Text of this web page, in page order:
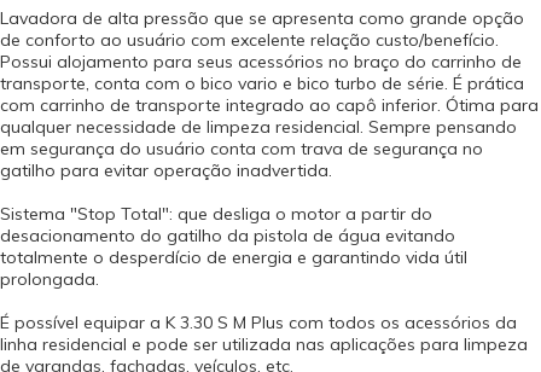
Lavadora de alta pressão que se apresenta como grande opção
de conforto ao usuário com excelente relação custo/benefício.
Possui alojamento para seus acessórios no braço do carrinho de
transporte, conta com o bico vario e bico turbo de série. É prática
com carrinho de transporte integrado ao capô inferior. Ótima para
qualquer necessidade de limpeza residencial. Sempre pensando
em segurança do usuário conta com trava de segurança no
gatilho para evitar operação inadvertida.
Sistema "Stop Total": que desliga o motor a partir do
desacionamento do gatilho da pistola de água evitando
totalmente o desperdício de energia e garantindo vida útil
prolongada.
É possível equipar a K 3.30 S M Plus com todos os acessórios da
linha residencial e pode ser utilizada nas aplicações para limpeza
de varandas, fachadas, veículos, etc.